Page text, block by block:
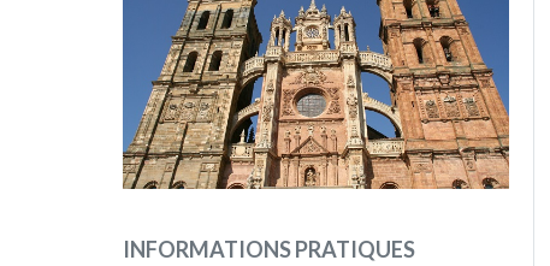
INFORMATIONS PRATIQUES